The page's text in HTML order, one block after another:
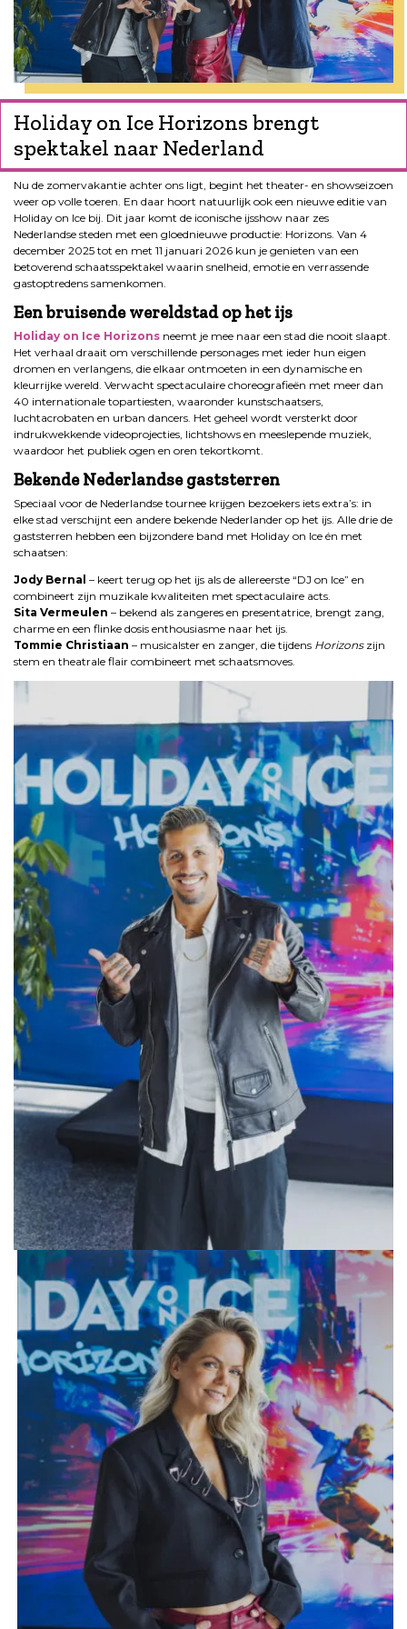
Holiday on Ice Horizons brengt
spektakel naar Nederland
Nu de zomervakantie achter ons ligt, begint het theater- en showseizoen
weer op volle toeren. En daar hoort natuurlijk ook een nieuwe editie van
Holiday on Ice bij. Dit jaar komt de iconische ijsshow naar zes
Nederlandse steden met een gloednieuwe productie: Horizons. Van 4
december 2025 tot en met 11 januari 2026 kun je genieten van een
betoverend schaatsspektakel waarin snelheid, emotie en verrassende
gastoptredens samenkomen.
Een bruisende wereldstad op het ijs
Holiday on Ice Horizons neemt je mee naar een stad die nooit slaapt.
Het verhaal draait om verschillende personages met ieder hun eigen
dromen en verlangens, die elkaar ontmoeten in een dynamische en
kleurrijke wereld. Verwacht spectaculaire choreografieën met meer dan
40 internationale topartiesten, waaronder kunstschaatsers,
luchtacrobaten en urban dancers. Het geheel wordt versterkt door
indrukwekkende videoprojecties, lichtshows en meeslepende muziek,
waardoor het publiek ogen en oren tekortkomt.
Bekende Nederlandse gaststerren
Speciaal voor de Nederlandse tournee krijgen bezoekers iets extra’s: in
elke stad verschijnt een andere bekende Nederlander op het ijs. Alle drie de
gaststerren hebben een bijzondere band met Holiday on Ice én met
schaatsen:
Jody Bernal – keert terug op het ijs als de allereerste “DJ on Ice” en
combineert zijn muzikale kwaliteiten met spectaculaire acts.
Sita Vermeulen – bekend als zangeres en presentatrice, brengt zang,
charme en een flinke dosis enthousiasme naar het ijs.
Tommie Christiaan – musicalster en zanger, die tijdens Horizonszijn
stem en theatrale flair combineert met schaatsmoves.